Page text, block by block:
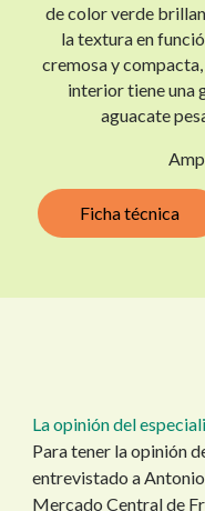
de color verde
la textura en
cremosa y
interior tiene una
aguacate
Ficha técnica
La opinión del
Para tener la opinión
entrevistado a
Mercado Central de